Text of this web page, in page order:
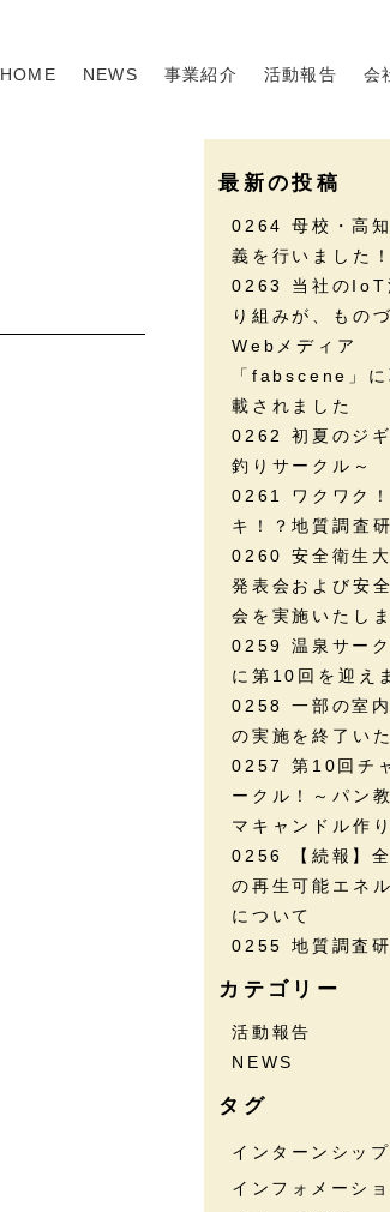
HOME NEWS 事業紹介 活動報告 会
最新の投稿
0264 母校・高
義を行いました！
0263 当社のIoT
り組みが、もの
Webメディア
「fabscene」に
載されました
0262 初夏のジ
釣りサークル～
0261 ワクワク
キ！？地質調査
0260 安全衛生
発表会および安
会を実施いたし
0259 温泉サー
に第10回を迎え
0258 一部の室
の実施を終了い
0257 第10回チ
ークル！～パン
マキャンドル作り
0256 【続報】
の再生可能エネ
について
0255 地質調査
カテゴリー
活動報告
NEWS
タグ
インターンシップ
インフォメーショ